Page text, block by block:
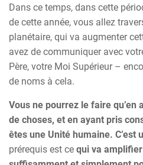
Dans ce temps, dans cette
de cette année, vous allez
planétaire, qui va augmenter
avez de communiquer avec
Père, votre Moi Supérieur –
de noms à cela.
Vous ne pourrez le faire qu’en
de choses, et en ayant pris
êtes une Unité humaine. C’est
prérequis est ce qui va